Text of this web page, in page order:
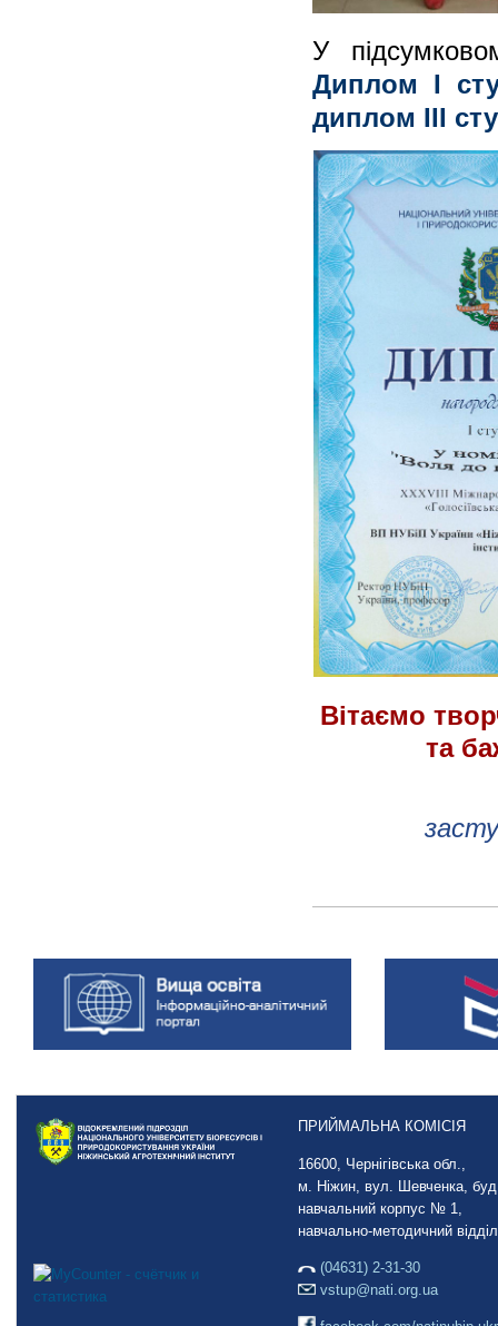
У
Диплом І
диплом ІІІ
Вітаємо
та
ПРИЙМАЛЬНА КОМІСІЯ
16600, Чернігівська обл.,
м. Ніжин, вул. Шевченка,
навчальний корпус № 1,
навчально-методичний
(04631) 2-31-30
vstup@nati.org.ua